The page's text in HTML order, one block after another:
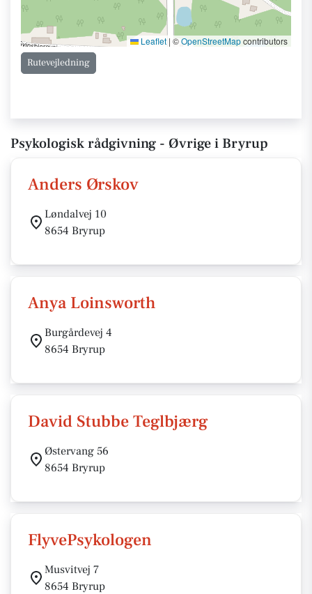
Leaflet | ©OpenStreetMapcontributors
Rutevejledning
Psykologisk rådgivning - Øvrige i Bryrup
Anders Ørskov
Løndalvej 10
8654 Bryrup
Anya Loinsworth
Burgårdevej 4
8654 Bryrup
David Stubbe Teglbjærg
Østervang 56
8654 Bryrup
FlyvePsykologen
Musvitvej 7
8654 Bryrup